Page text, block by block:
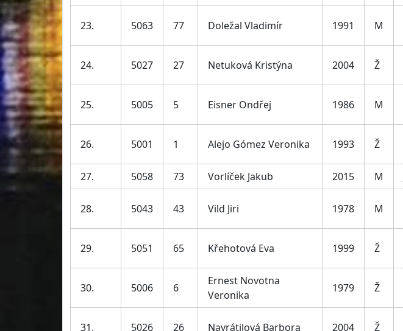
23. 5063 77 Doležal Vladimír 1991 M
24. 5027 27 Netuková Kristýna 2004 Ž
25. 5005 5 Eisner Ondřej 1986 M
26. 5001 1 Alejo Gómez Veronika 1993 Ž
27. 5058 73 Vorlíček Jakub 2015 M
28. 5043 43 Vild Jiri 1978 M
29. 5051 65 Křehotová Eva 1999 Ž
30. 5006 6
Ernest Novotna
Veronika
1979 Ž
31. 5026 26 Navrátilová Barbora 2004 Ž